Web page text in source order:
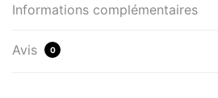
Informations complémentaires
Avis 0